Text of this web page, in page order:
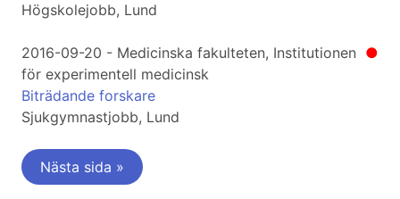
Högskolejobb, Lund
●
2016-09-20 - Medicinska fakulteten, Institutionen
för experimentell medicinsk
Biträdande forskare
Sjukgymnastjobb, Lund
Nästa sida »